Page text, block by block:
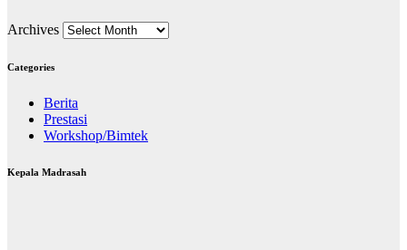
Archives
Categories
Berita
Prestasi
Workshop/Bimtek
Kepala Madrasah